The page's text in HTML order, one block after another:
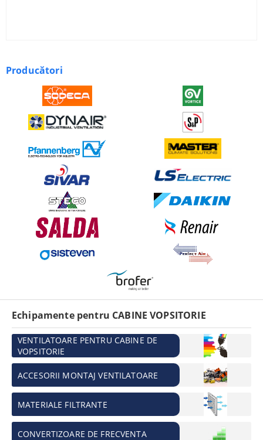
Producători
Echipamente pentru CABINE VOPSITORIE
VENTILATOARE PENTRU CABINE DE
VOPSITORIE
ACCESORII MONTAJ VENTILATOARE
MATERIALE FILTRANTE
CONVERTIZOARE DE FRECVENTA